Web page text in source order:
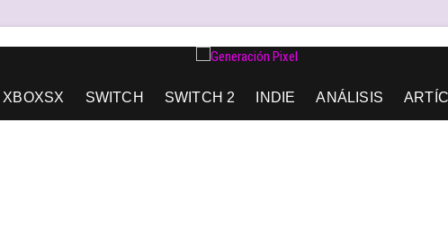
XBOXSX SWITCH SWITCH 2 INDIE ANÁLISIS